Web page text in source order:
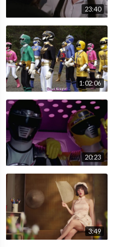
23:40
1:02:06
20:23
3:49